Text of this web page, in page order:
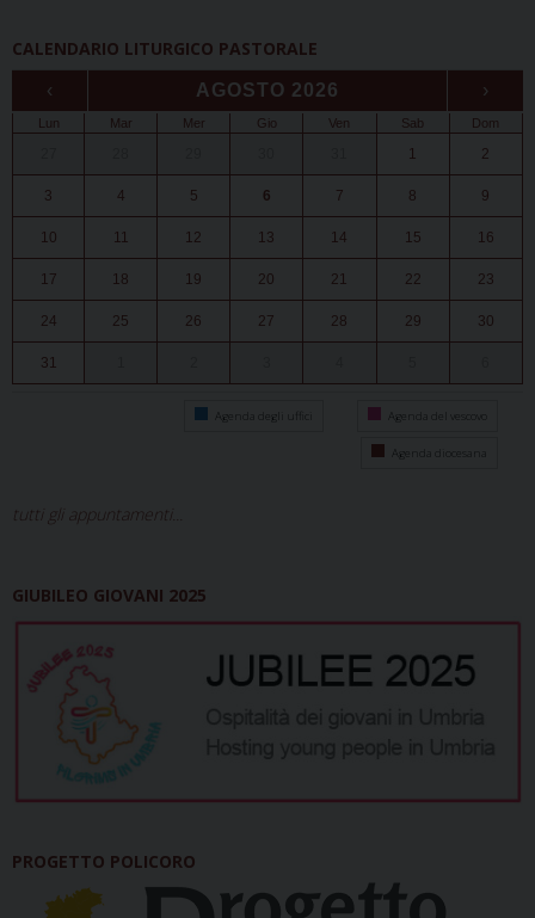
CALENDARIO LITURGICO PASTORALE
‹ AGOSTO 2026 ›
Lun Mar Mer Gio Ven Sab Dom
1 2
3 4 5 6 7 8 9
10 11 12 13 14 15 16
17 18 19 20 21 22 23
24 25 26 27 28 29 30
31
Agenda degli uffici Agenda del vescovo
Agenda diocesana
tutti gli appuntamenti...
GIUBILEO GIOVANI 2025
PROGETTO POLICORO